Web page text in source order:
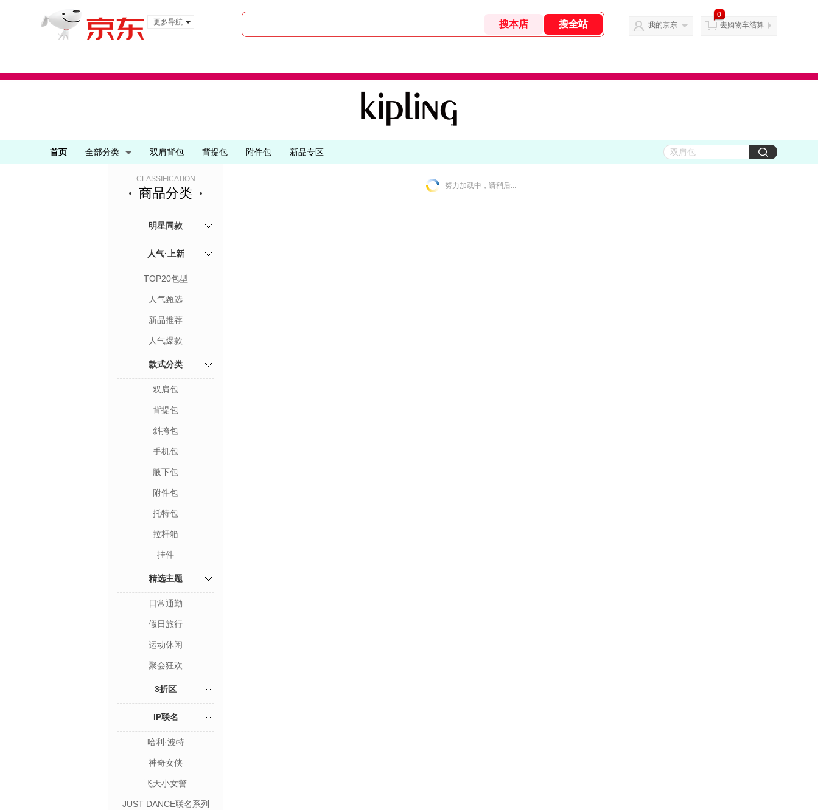
更多导航
我的京东
0
去购物车结算
首页 全部分类 双肩背包 背提包 附件包 新品专区
CLASSIFICATION
商品分类
明星同款
人气·上新
TOP20包型
人气甄选
新品推荐
人气爆款
款式分类
双肩包
背提包
斜挎包
手机包
腋下包
附件包
托特包
拉杆箱
挂件
精选主题
日常通勤
假日旅行
运动休闲
聚会狂欢
3折区
IP联名
哈利·波特
神奇女侠
飞天小女警
JUST DANCE联名系列
努力加载中，请稍后...